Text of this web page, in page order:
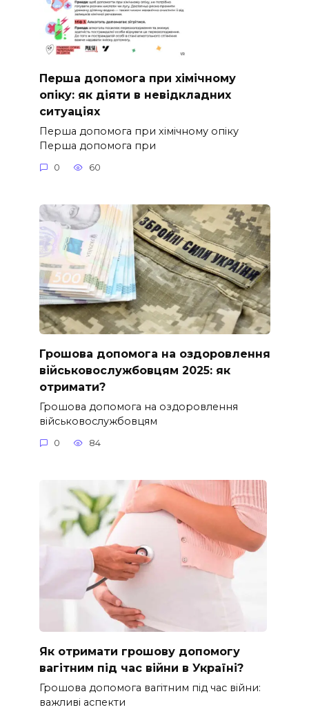
Перша допомога при хімічному
опіку: як діяти в невідкладних
ситуаціях
Перша допомога при хімічному опіку
Перша допомога при
0 60
Грошова допомога на оздоровлення
військовослужбовцям 2025: як
отримати?
Грошова допомога на оздоровлення
військовослужбовцям
0 84
Як отримати грошову допомогу
вагітним під час війни в Україні?
Грошова допомога вагітним під час війни:
важливі аспекти